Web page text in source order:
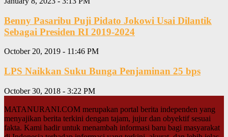
Benny Pasaribu Puji Pidato Jokowi Usai Dilantik
Sebagai Presiden RI 2019-2024
October 20, 2019 - 11:46 PM
LPS Naikkan Suku Bunga Penjaminan 25 bps
October 30, 2018 - 3:22 PM
MATANURANI.COM merupakan portal berita independen yang
menyajikan berita terkini dengan tajam, jujur dan obyektif sesuai
fakta. Kami hadir untuk menambah informasi baru bagi masyarakat